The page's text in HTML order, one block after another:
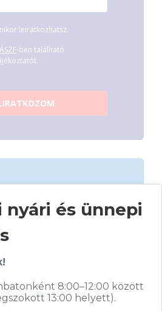
leiratkozhatsz.
ÁSZF-ben található
ingyenes szállítás
és ünnepi
8:00–12:00 között
13:00 helyett).